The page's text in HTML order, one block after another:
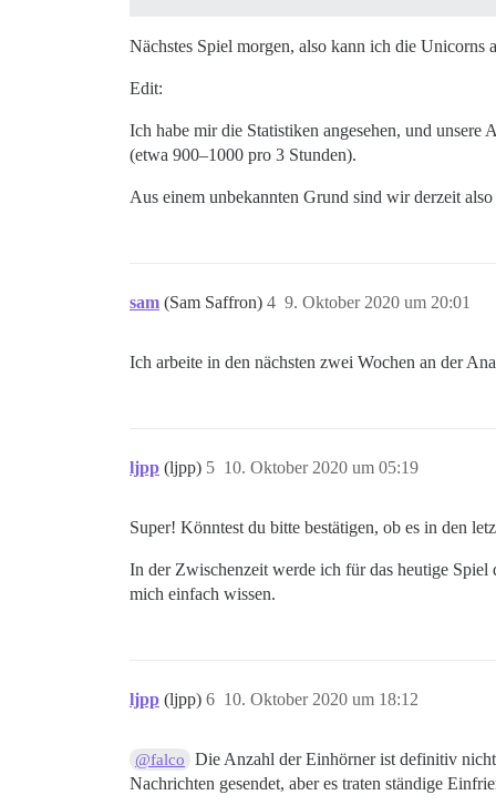
Nächstes Spiel morgen, also kann ich die Unicorns
Edit:
Ich habe mir die Statistiken angesehen, und
(etwa 900–1000 pro 3 Stunden).
Aus einem unbekannten Grund sind wir derzeit
sam (Sam Saffron) 9. Oktober 2020 um 20:01
4
Ich arbeite in den nächsten zwei Wochen an der
ljpp (ljpp) 10. Oktober 2020 um 05:19
5
Super! Könntest du bitte bestätigen, ob es in den
In der Zwischenzeit werde ich für das heutige Spiel
mich einfach wissen.
ljpp (ljpp) 10. Oktober 2020 um 18:12
6
@falco
Die Anzahl der Einhörner ist definitiv
Nachrichten gesendet, aber es traten ständige